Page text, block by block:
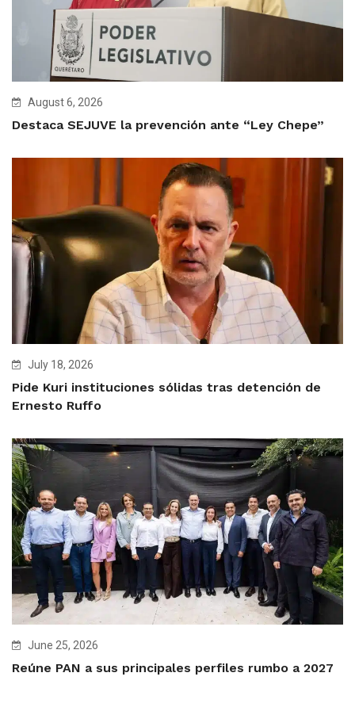
August 6, 2026
Destaca SEJUVE la prevención ante “Ley Chepe”
July 18, 2026
Pide Kuri instituciones sólidas tras detención de
Ernesto Ruffo
June 25, 2026
Reúne PAN a sus principales perfiles rumbo a 2027